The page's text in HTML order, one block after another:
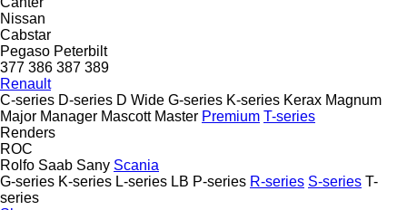
Nissan
Cabstar
Pegaso Peterbilt
377 386 387 389
Renault
C-series D-series D Wide G-series K-series Kerax Magnum
Major Manager Mascott Master Premium T-series
Renders
ROC
Rolfo Saab Sany Scania
G-series K-series L-series LB P-series R-series S-series T-
series